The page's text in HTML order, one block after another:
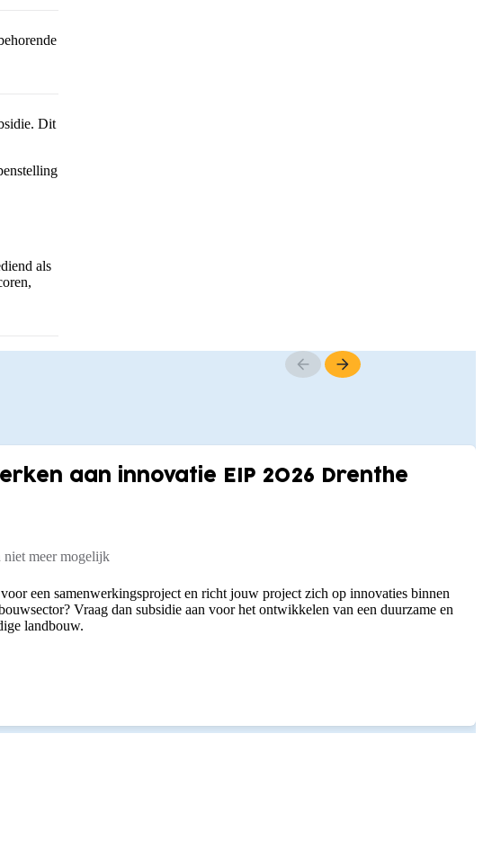
Dit
als
aan innovatie EIP 2026 Drenthe
niet meer mogelijk
een samenwerkingsproject en richt jouw project zich op innovaties binnen
Vraag dan subsidie aan voor het ontwikkelen van een duurzame en
landbouw.